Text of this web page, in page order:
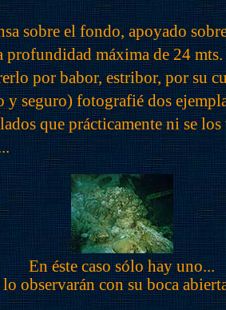
sobre el fondo, apoyado
profundidad máxima de 24
por babor, estribor, por su
y seguro) fotografié dos
que prácticamente ni se
En éste caso sólo hay uno...
lo observarán con su boca